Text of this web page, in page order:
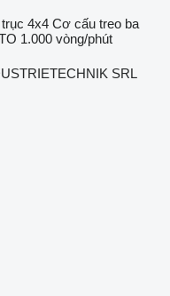
4x4 Cơ cấu treo ba
1.000 vòng/phút
SRL